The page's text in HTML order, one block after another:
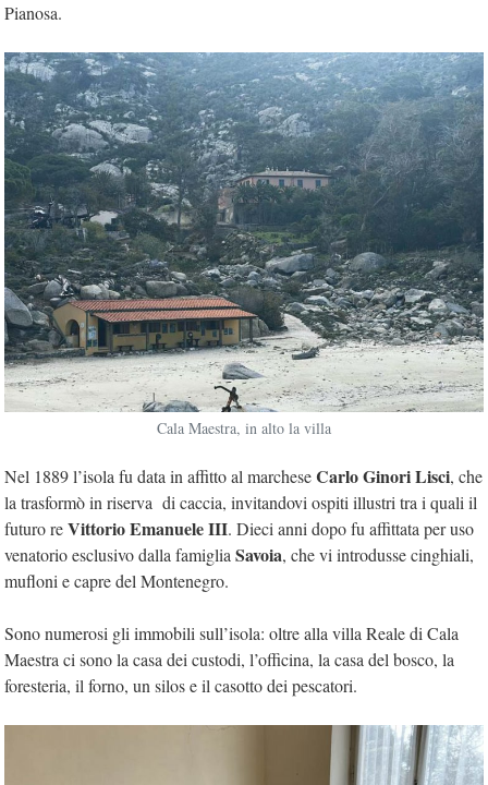
Pianosa.
Cala Maestra, in alto la villa
Nel 1889 l’isola fu data in affitto al marcheseCarlo Ginori Lisci, che
la trasformò in riserva di caccia, invitandovi ospiti illustri tra i quali il
futuro reVittorio Emanuele III. Dieci anni dopo fu affittata per uso
venatorio esclusivo dalla famigliaSavoia, che vi introdusse cinghiali,
mufloni e capre del Montenegro.
Sono numerosi gli immobili sull’isola: oltre alla villa Reale di Cala
Maestra ci sono la casa dei custodi, l’officina, la casa del bosco, la
foresteria, il forno, un silos e il casotto dei pescatori.